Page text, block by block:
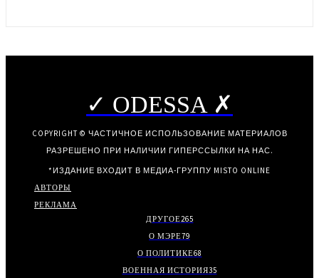
✓ ODESSA ✗
COPYRIGHT © ЧАСТИЧНОЕ ИСПОЛЬЗОВАНИЕ МАТЕРИАЛОВ
РАЗРЕШЕНО ПРИ НАЛИЧИИ ГИПЕРССЫЛКИ НА НАС.
*ИЗДАНИЕ ВХОДИТ В МЕДИА-ГРУППУ MISTO ONLINE
АВТОРЫ
РЕКЛАМА
ДРУГОЕ265
О МЭРЕ79
О ПОЛИТИКЕ68
ВОЕННАЯ ИСТОРИЯ35